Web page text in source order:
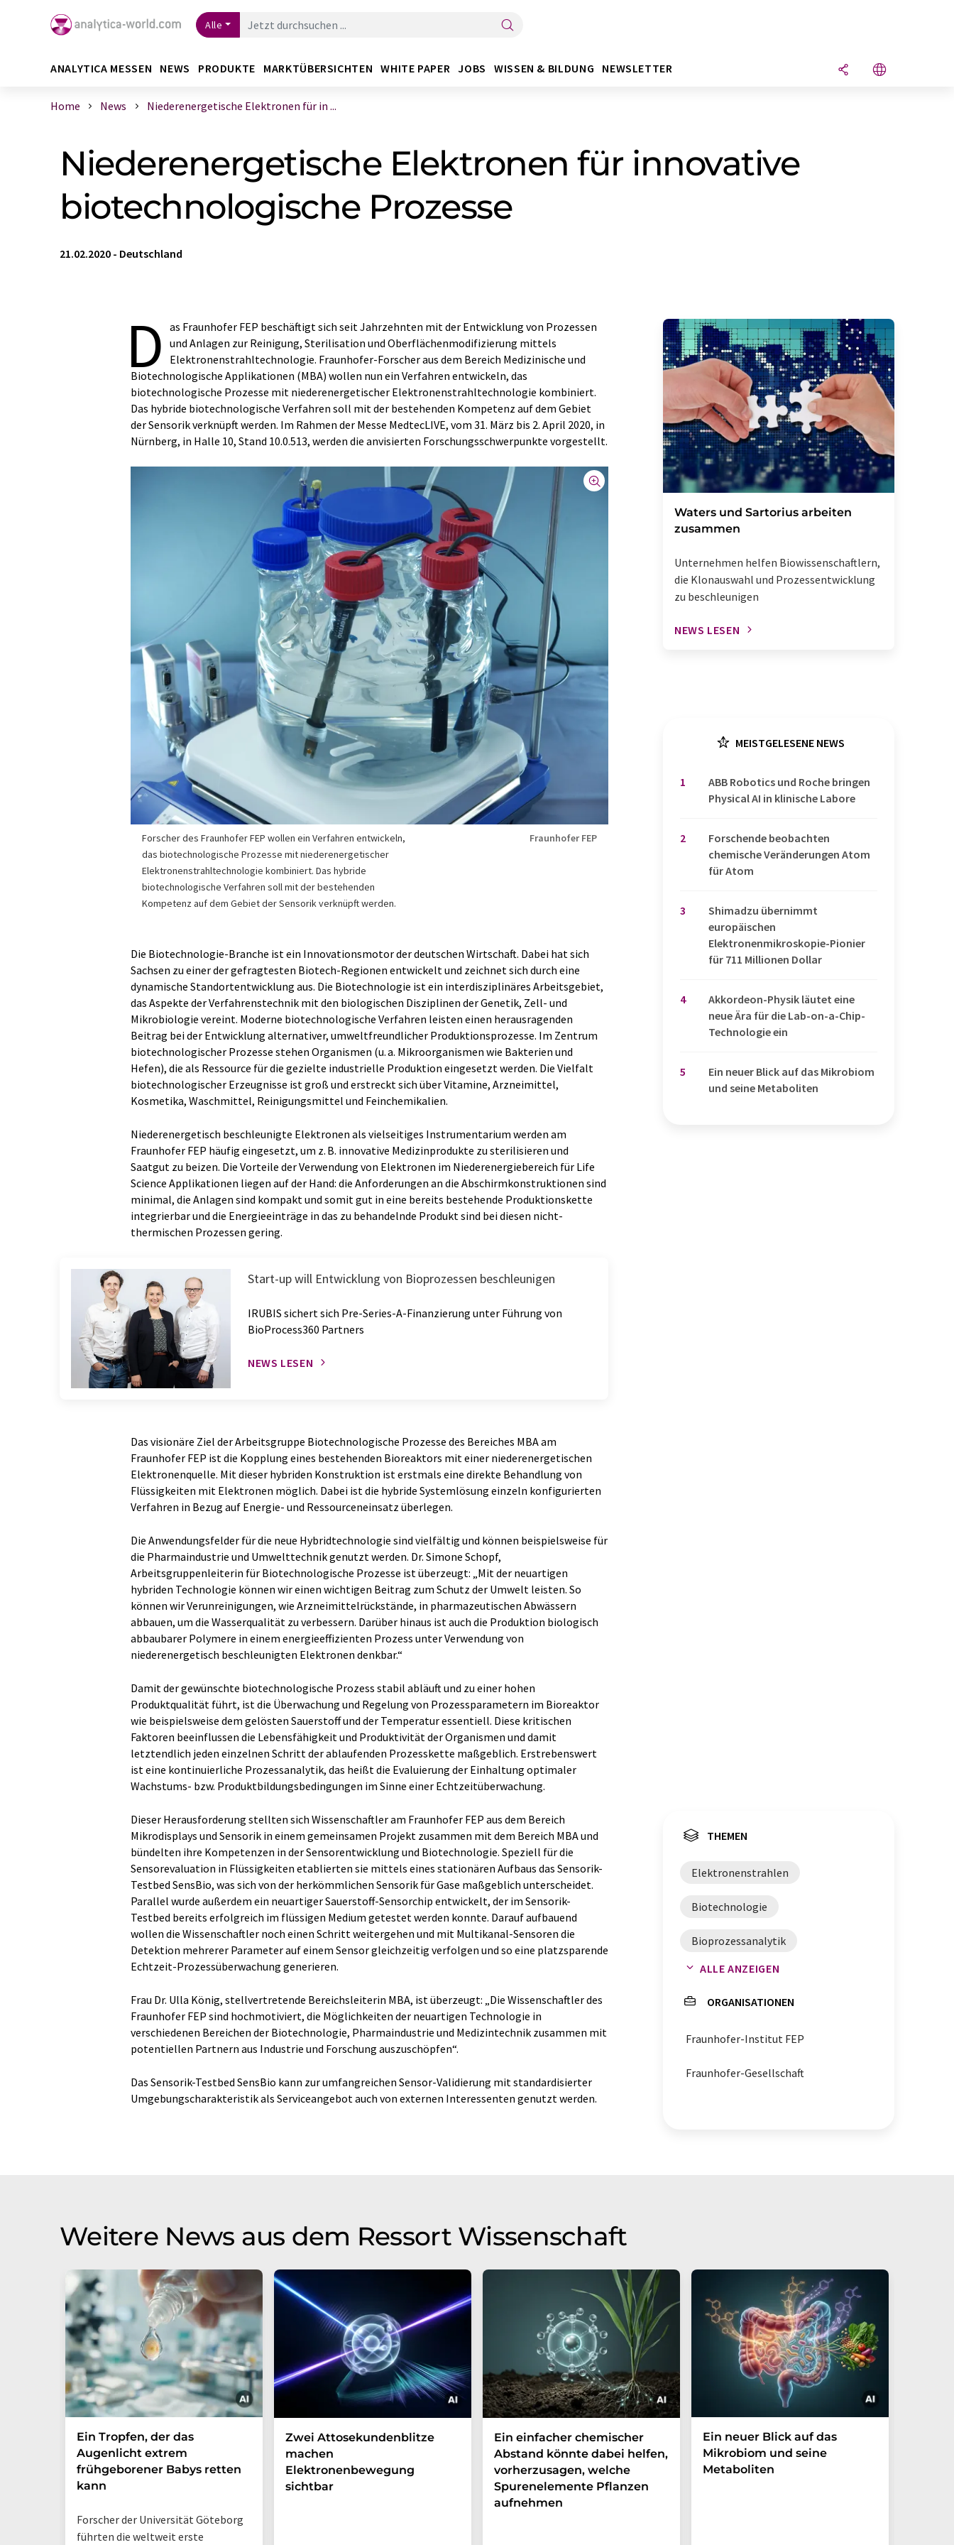
Alle
ANALYTICA MESSEN NEWS PRODUKTE MARKTÜBERSICHTEN WHITE PAPER JOBS WISSEN & BILDUNG NEWSLETTER
Home News Niederenergetische Elektronen für in ...
Niederenergetische Elektronen für innovative
biotechnologische Prozesse
21.02.2020 - Deutschland
D as Fraunhofer FEP beschäftigt sich seit Jahrzehnten mit der Entwicklung von Prozessen
und Anlagen zur Reinigung, Sterilisation und Oberflächenmodifizierung mittels
Elektronenstrahltechnologie. Fraunhofer-Forscher aus dem Bereich Medizinische und
Biotechnologische Applikationen (MBA) wollen nun ein Verfahren entwickeln, das
biotechnologische Prozesse mit niederenergetischer Elektronenstrahltechnologie kombiniert.
Das hybride biotechnologische Verfahren soll mit der bestehenden Kompetenz auf dem Gebiet
der Sensorik verknüpft werden. Im Rahmen der Messe MedtecLIVE, vom 31. März bis 2. April 2020, in
Nürnberg, in Halle 10, Stand 10.0.513, werden die anvisierten Forschungsschwerpunkte vorgestellt.
Forscher des Fraunhofer FEP wollen ein Verfahren entwickeln,
das biotechnologische Prozesse mit niederenergetischer
Elektronenstrahltechnologie kombiniert. Das hybride
biotechnologische Verfahren soll mit der bestehenden
Kompetenz auf dem Gebiet der Sensorik verknüpft werden.
Fraunhofer FEP
Die Biotechnologie-Branche ist ein Innovationsmotor der deutschen Wirtschaft. Dabei hat sich
Sachsen zu einer der gefragtesten Biotech-Regionen entwickelt und zeichnet sich durch eine
dynamische Standortentwicklung aus. Die Biotechnologie ist ein interdisziplinäres Arbeitsgebiet,
das Aspekte der Verfahrenstechnik mit den biologischen Disziplinen der Genetik, Zell- und
Mikrobiologie vereint. Moderne biotechnologische Verfahren leisten einen herausragenden
Beitrag bei der Entwicklung alternativer, umweltfreundlicher Produktionsprozesse. Im Zentrum
biotechnologischer Prozesse stehen Organismen (u. a. Mikroorganismen wie Bakterien und
Hefen), die als Ressource für die gezielte industrielle Produktion eingesetzt werden. Die Vielfalt
biotechnologischer Erzeugnisse ist groß und erstreckt sich über Vitamine, Arzneimittel,
Kosmetika, Waschmittel, Reinigungsmittel und Feinchemikalien.
Niederenergetisch beschleunigte Elektronen als vielseitiges Instrumentarium werden am
Fraunhofer FEP häufig eingesetzt, um z. B. innovative Medizinprodukte zu sterilisieren und
Saatgut zu beizen. Die Vorteile der Verwendung von Elektronen im Niederenergiebereich für Life
Science Applikationen liegen auf der Hand: die Anforderungen an die Abschirmkonstruktionen sind
minimal, die Anlagen sind kompakt und somit gut in eine bereits bestehende Produktionskette
integrierbar und die Energieeinträge in das zu behandelnde Produkt sind bei diesen nicht-
thermischen Prozessen gering.
Start-up will Entwicklung von Bioprozessen beschleunigen
IRUBIS sichert sich Pre-Series-A-Finanzierung unter Führung von
BioProcess360 Partners
NEWS LESEN
Das visionäre Ziel der Arbeitsgruppe Biotechnologische Prozesse des Bereiches MBA am
Fraunhofer FEP ist die Kopplung eines bestehenden Bioreaktors mit einer niederenergetischen
Elektronenquelle. Mit dieser hybriden Konstruktion ist erstmals eine direkte Behandlung von
Flüssigkeiten mit Elektronen möglich. Dabei ist die hybride Systemlösung einzeln konfigurierten
Verfahren in Bezug auf Energie- und Ressourceneinsatz überlegen.
Die Anwendungsfelder für die neue Hybridtechnologie sind vielfältig und können beispielsweise für
die Pharmaindustrie und Umwelttechnik genutzt werden. Dr. Simone Schopf,
Arbeitsgruppenleiterin für Biotechnologische Prozesse ist überzeugt: „Mit der neuartigen
hybriden Technologie können wir einen wichtigen Beitrag zum Schutz der Umwelt leisten. So
können wir Verunreinigungen, wie Arzneimittelrückstände, in pharmazeutischen Abwässern
abbauen, um die Wasserqualität zu verbessern. Darüber hinaus ist auch die Produktion biologisch
abbaubarer Polymere in einem energieeffizienten Prozess unter Verwendung von
niederenergetisch beschleunigten Elektronen denkbar.“
Damit der gewünschte biotechnologische Prozess stabil abläuft und zu einer hohen
Produktqualität führt, ist die Überwachung und Regelung von Prozessparametern im Bioreaktor
wie beispielsweise dem gelösten Sauerstoff und der Temperatur essentiell. Diese kritischen
Faktoren beeinflussen die Lebensfähigkeit und Produktivität der Organismen und damit
letztendlich jeden einzelnen Schritt der ablaufenden Prozesskette maßgeblich. Erstrebenswert
ist eine kontinuierliche Prozessanalytik, das heißt die Evaluierung der Einhaltung optimaler
Wachstums- bzw. Produktbildungsbedingungen im Sinne einer Echtzeitüberwachung.
Dieser Herausforderung stellten sich Wissenschaftler am Fraunhofer FEP aus dem Bereich
Mikrodisplays und Sensorik in einem gemeinsamen Projekt zusammen mit dem Bereich MBA und
bündelten ihre Kompetenzen in der Sensorentwicklung und Biotechnologie. Speziell für die
Sensorevaluation in Flüssigkeiten etablierten sie mittels eines stationären Aufbaus das Sensorik-
Testbed SensBio, was sich von der herkömmlichen Sensorik für Gase maßgeblich unterscheidet.
Parallel wurde außerdem ein neuartiger Sauerstoff-Sensorchip entwickelt, der im Sensorik-
Testbed bereits erfolgreich im flüssigen Medium getestet werden konnte. Darauf aufbauend
wollen die Wissenschaftler noch einen Schritt weitergehen und mit Multikanal-Sensoren die
Detektion mehrerer Parameter auf einem Sensor gleichzeitig verfolgen und so eine platzsparende
Echtzeit-Prozessüberwachung generieren.
Frau Dr. Ulla König, stellvertretende Bereichsleiterin MBA, ist überzeugt: „Die Wissenschaftler des
Fraunhofer FEP sind hochmotiviert, die Möglichkeiten der neuartigen Technologie in
verschiedenen Bereichen der Biotechnologie, Pharmaindustrie und Medizintechnik zusammen mit
potentiellen Partnern aus Industrie und Forschung auszuschöpfen“.
Das Sensorik-Testbed SensBio kann zur umfangreichen Sensor-Validierung mit standardisierter
Umgebungscharakteristik als Serviceangebot auch von externen Interessenten genutzt werden.
Waters und Sartorius arbeiten
zusammen
Unternehmen helfen Biowissenschaftlern,
die Klonauswahl und Prozessentwicklung
zu beschleunigen
NEWS LESEN
MEISTGELESENE NEWS
1
​​​​​​​ABB Robotics und Roche bringen
Physical AI in klinische Labore
2
Forschende beobachten
chemische Veränderungen Atom
für Atom
3
Shimadzu übernimmt
europäischen
Elektronenmikroskopie-Pionier
für 711 Millionen Dollar
4
Akkordeon-Physik läutet eine
neue Ära für die Lab-on-a-Chip-
Technologie ein
5
Ein neuer Blick auf das Mikrobiom
und seine Metaboliten
THEMEN
Elektronenstrahlen
Biotechnologie
Bioprozessanalytik
Bioreaktoren
Prozessüberwachung
Bioprozessmonitoring
ALLE ANZEIGEN
ORGANISATIONEN
Fraunhofer-Institut FEP
Fraunhofer-Gesellschaft
Weitere News aus dem Ressort Wissenschaft
Ein Tropfen, der das
Augenlicht extrem
frühgeborener Babys retten
kann
Forscher der Universität Göteborg
führten die weltweit erste
Zwei Attosekundenblitze
machen
Elektronenbewegung
sichtbar
Ein einfacher chemischer
Abstand könnte dabei helfen,
vorherzusagen, welche
Spurenelemente Pflanzen
aufnehmen
Ein neuer Blick auf das
Mikrobiom und seine
Metaboliten